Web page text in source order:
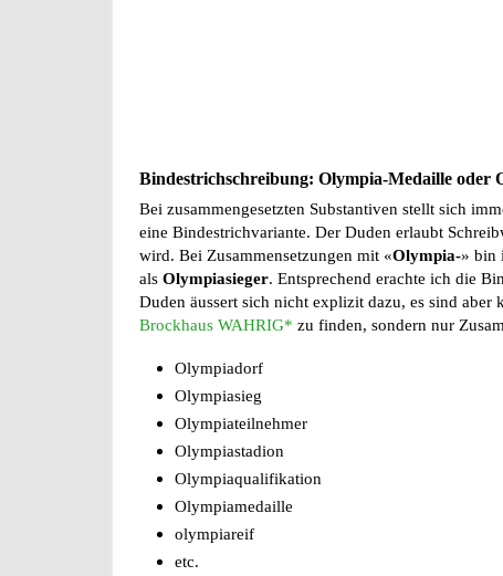
Bindestrichschreibung: Olympia-Medaille oder
Bei zusammengesetzten Substantiven stellt sich
eine Bindestrichvariante. Der Duden erlaubt
wird. Bei Zusammensetzungen mit «Olympia-» bin
als Olympiasieger. Entsprechend erachte ich die
Duden äussert sich nicht explizit dazu, es sind
Brockhaus WAHRIG* zu finden, sondern nur
Olympiadorf
Olympiasieg
Olympiateilnehmer
Olympiastadion
Olympiaqualifikation
Olympiamedaille
olympiareif
etc.